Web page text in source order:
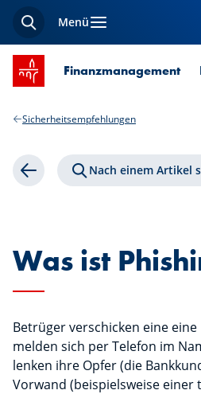
SucheMenü
Startseite SPUERKEESS
Finanzmanagement
Sicherheitsempfehlungen
Zurück Nach einem Artikel
Was ist
Betrüger verschicken eine eine
melden sich per Telefon im
lenken ihre Opfer (die
Vorwand (beispielsweise einer